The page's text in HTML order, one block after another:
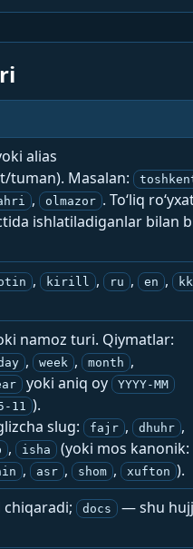
alias
tuman). Masalan:
, olmazor . To‘liq
ishlatiladiganlar bilan
, kirill , ru , en , kk
namoz turi. Qiymatlar:
, week , month ,
yoki aniq oy YYYY-MM
11 ).
slug: fajr , dhuhr ,
, isha (yoki mos kanonik:
, asr , shom , xufton ).
chiqaradi; docs
— shu